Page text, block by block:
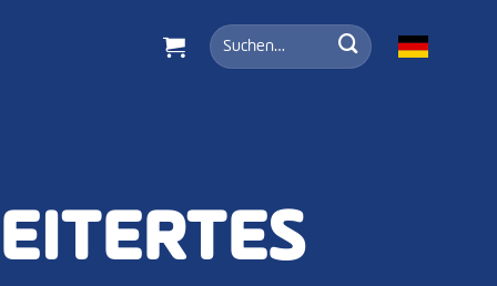
Suche
nach: